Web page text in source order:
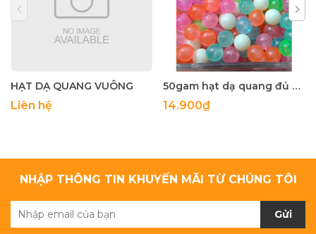
HẠT DẠ QUANG VUÔNG
Liên hệ
50gam hạt dạ quang đủ màu 6mm, 8mm, 10mm, 12mm, hạt nhựa tròn
14.900₫
NHẬP THÔNG TIN KHUYẾN MÃI TỪ CHÚNG TÔI
Gửi